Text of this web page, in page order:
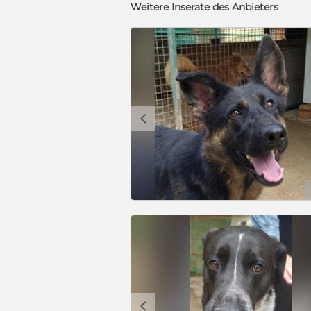
Weitere Inserate des Anbieters
c
c